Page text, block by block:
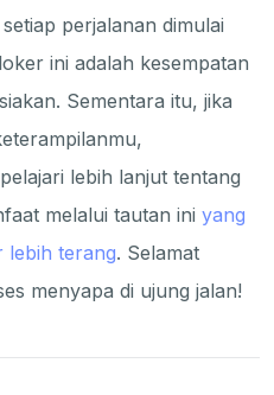
perjalanan dimulai
ini adalah kesempatan
Sementara itu, jika
lebih lanjut tentang
melalui tautan ini yang
lebih terang. Selamat
menyapa di ujung jalan!